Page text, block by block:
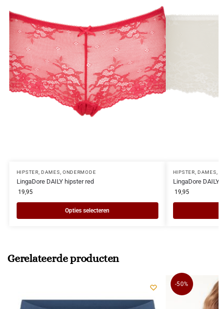
HIPSTER ,DAMES ONDERMODE
LingaDore DAILY hipster red
19,95
Opties selecteren
HIPSTER ,DAMES
LingaDore
19,95
Gerelateerde producten
-50%